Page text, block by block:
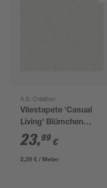
A.S. Création
Vliestapete 'Casual
Living' Blümchen
weiß/grau 0,53 x
10,05 m
23,99 €
2,39 € / Meter